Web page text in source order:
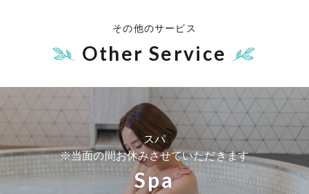
その他のサービス
Other Service
スパ
※当面の間お休みさせていただきます
Spa